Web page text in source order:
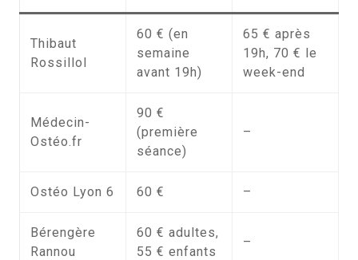
Thibaut
Rossillol
60 € (en
semaine
avant 19h)
65 € après
19h, 70 € le
week-end
Médecin-
Ostéo.fr
90 €
(première
séance)
–
Ostéo Lyon 6 60 € –
Bérengère
Rannou
60 € adultes,
55 € enfants
–